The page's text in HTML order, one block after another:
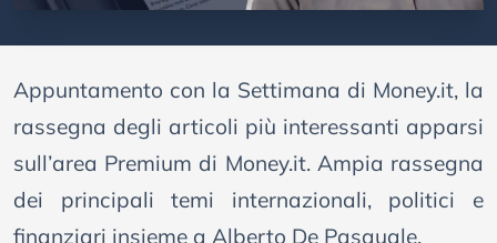
Appuntamento con la Settimana di Money.it, la
rassegna degli articoli più interessanti apparsi
sull’area Premium di Money.it. Ampia rassegna
dei principali temi internazionali, politici e
finanziari insieme a Alberto De Pasquale.